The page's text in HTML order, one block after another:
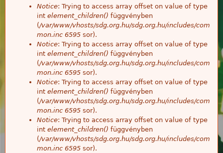
Notice: Trying to access array offset on value of type
int element_children() függvényben
(/var/www/vhosts/sdg.org.hu/sdg.org.hu/includes/com
mon.inc 6595 sor).
Notice: Trying to access array offset on value of type
int element_children() függvényben
(/var/www/vhosts/sdg.org.hu/sdg.org.hu/includes/com
mon.inc 6595 sor).
Notice: Trying to access array offset on value of type
int element_children() függvényben
(/var/www/vhosts/sdg.org.hu/sdg.org.hu/includes/com
mon.inc 6595 sor).
Notice: Trying to access array offset on value of type
int element_children() függvényben
(/var/www/vhosts/sdg.org.hu/sdg.org.hu/includes/com
mon.inc 6595 sor).